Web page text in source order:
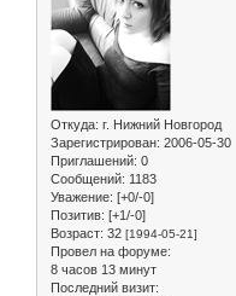
Откуда: г. Нижний Новгород
Зарегистрирован: 2006-05-30
Приглашений: 0
Сообщений: 1183
Уважение: [+0/-0]
Позитив: [+1/-0]
Возраст: 32 [1994-05-21]
Провел на форуме:
8 часов 13 минут
Последний визит: